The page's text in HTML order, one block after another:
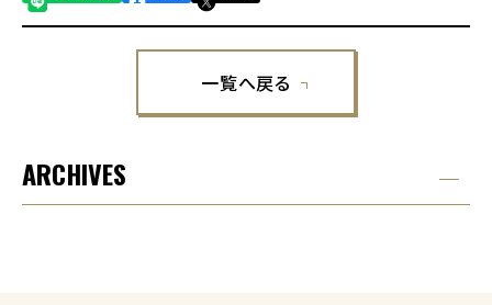
一覧へ戻る
ARCHIVES